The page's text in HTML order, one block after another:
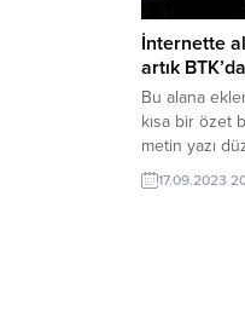
İnternette
artık BTK’da
Bu alana
kısa bir özet
metin yazı
bölümünden
eklenmişse
17.09.2023